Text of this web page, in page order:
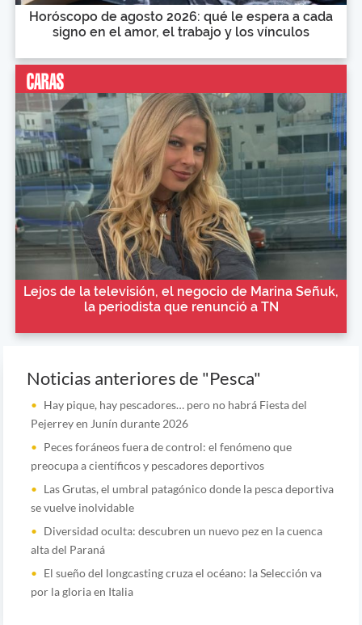
Horóscopo de agosto 2026: qué le espera a cada
signo en el amor, el trabajo y los vínculos
Lejos de la televisión, el negocio de Marina Señuk,
la periodista que renunció a TN
Noticias anteriores de "Pesca"
Hay pique, hay pescadores… pero no habrá Fiesta del
Pejerrey en Junín durante 2026
Peces foráneos fuera de control: el fenómeno que
preocupa a científicos y pescadores deportivos
Las Grutas, el umbral patagónico donde la pesca deportiva
se vuelve inolvidable
Diversidad oculta: descubren un nuevo pez en la cuenca
alta del Paraná
El sueño del longcasting cruza el océano: la Selección va
por la gloria en Italia